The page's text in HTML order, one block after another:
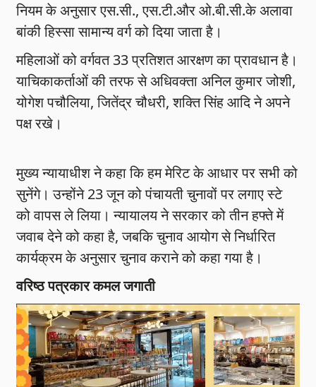
नियम के अनुसार एस.सी., एस.टी.और ओ.बी.सी.के अलावा
बांकी हिस्सा सामान्य वर्ग को दिया जाता है।
महिलाओं को वर्गवत 33 प्रतिशत आरक्षण का प्रावधान है।
याचिकाकर्ताओं की तरफ से अधिवक्ता अनिल कुमार जोशी,
योगेश पचौलिया, जितेंद्र चौधरी, शक्ति सिंह आदि ने अपने
पक्ष रखे।
मुख्य न्यायाधीश ने कहा कि हम मेरिट के आधार पर सभी को
सुनेंगे। उन्होंने 23 जून को पंचायती चुनावों पर लगाए स्टे
को वापस ले लिया। न्यायालय ने सरकार को तीन हफ्ते में
जवाब देने को कहा है, जबकि चुनाव आयोग से निर्धारित
कार्यक्रम के अनुसार चुनाव कराने को कहा गया है।
वरिष्ठ पत्रकार कमल जगाती